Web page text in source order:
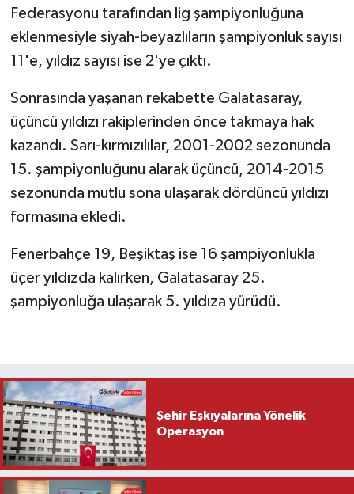
Federasyonu tarafından lig şampiyonluğuna
eklenmesiyle siyah-beyazlıların şampiyonluk sayısı
11'e, yıldız sayısı ise 2'ye çıktı.
Sonrasında yaşanan rekabette Galatasaray,
üçüncü yıldızı rakiplerinden önce takmaya hak
kazandı. Sarı-kırmızılılar, 2001-2002 sezonunda
15. şampiyonluğunu alarak üçüncü, 2014-2015
sezonunda mutlu sona ulaşarak dördüncü yıldızı
formasına ekledi.
Fenerbahçe 19, Beşiktaş ise 16 şampiyonlukla
üçer yıldızda kalırken, Galatasaray 25.
şampiyonluğa ulaşarak 5. yıldıza yürüdü.
Şehir Eşkıyalarına Yönelik
Operasyon